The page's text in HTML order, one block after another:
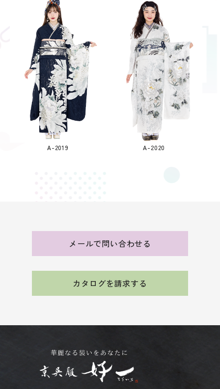
A-2019 A-2020
メールで問い合わせる
カタログを請求する